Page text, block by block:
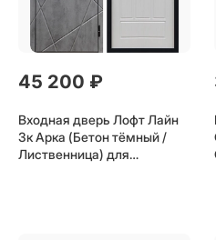
45 200 ₽
Входная дверь Лофт Лайн
3к Арка (Бетон тёмный /
Лиственница) для